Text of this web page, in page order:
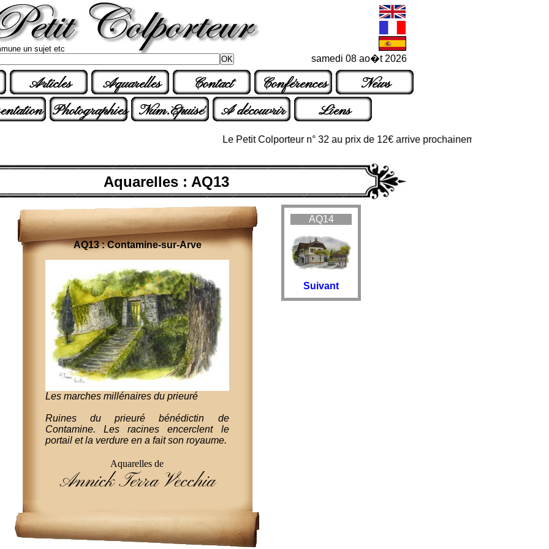
samedi 08 ao�t 2026
un sujet etc
Articles Aquarelles Contact Conférences
News
Photographies Num.Epuisé A découvrir Liens
Le Petit Colporteur n° 32 au prix de 12€ arrive prochainement dans les
Aquarelles : AQ13
AQ13 : Contamine-sur-Arve
Les marches millénaires du prieuré
Ruines du prieuré bénédictin de
Contamine. Les racines encerclent le
portail et la verdure en a fait son royaume.
Aquarelles de
Annick Terra Vecchia
AQ14
Suivant